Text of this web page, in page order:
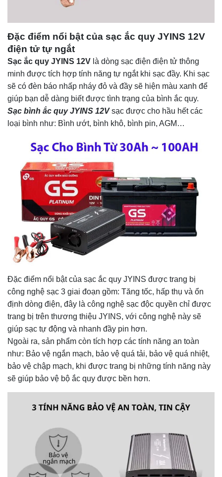
Đặc điểm nổi bật của sạc ắc quy JYINS 12V
điện tử tự ngắt
Sạc ắc quy JYINS 12V là dòng sạc điện điện tử thông
minh được tích hợp tính năng tự ngắt khi sạc đầy. Khi sạc
sẽ có đèn báo nhấp nháy đỏ và đầy sẽ hiện màu xanh để
giúp bạn dễ dàng biết được tình trạng của bình ắc quy.
Sạc bình ắc quy JYINS 12Vsạc được cho hầu hết các
loại bình như: Bình ướt, bình khô, bình pin, AGM…
Đặc điểm nổi bật của sạc ắc quy JYINS được trang bị
công nghệ sạc 3 giai đoạn gồm: Tăng tốc, hấp thụ và ổn
định dòng điện, đây là công nghệ sạc độc quyền chỉ được
trang bị trên thương thiệu JYINS, với công nghệ này sẽ
giúp sạc tự động và nhanh đầy pin hơn.
Ngoài ra, sản phẩm còn tích hợp các tính năng an toàn
như: Bảo vệ ngắn mạch, bảo vệ quá tải, bảo vệ quá nhiệt,
bảo vệ chập mạch, khi được trang bị những tính năng này
sẽ giúp bảo vệ bộ ắc quy được bền hơn.